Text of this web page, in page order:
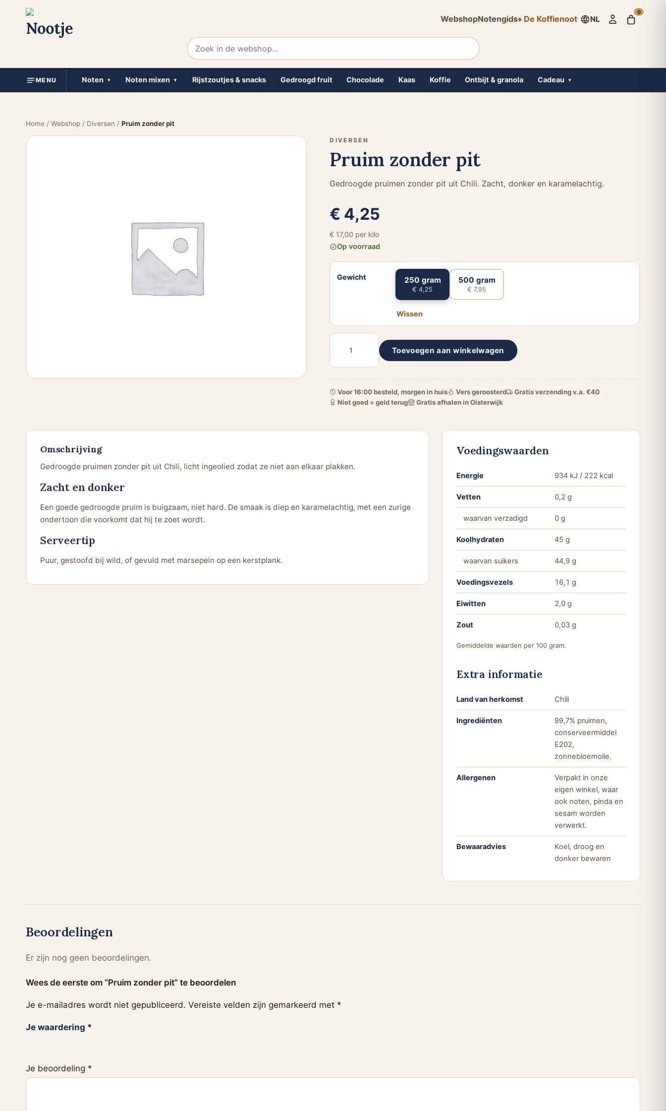
WebshopNotengids♦ De Koffienoot NL
0
MENU Noten ▾ Noten mixen ▾ Rijstzoutjes & snacks Gedroogd fruit Chocolade Kaas Koffie Ontbijt & granola Cadeau ▾
Home / Webshop / Diversen / Pruim zonder pit
DIVERSEN
Pruim zonder pit
Gedroogde pruimen zonder pit uit Chili. Zacht, donker en karamelachtig.
€ 4,25
€ 17,00 per kilo
Op voorraad
Gewicht 250 gram
€ 4,25
500 gram
€ 7,95
Wissen
Pruim
zonder
pit
aantal
Toevoegen aan winkelwagen
Voor 16:00 besteld, morgen in huis Vers geroosterd
Gratis verzending v.a. €40
Niet goed = geld terug
Gratis afhalen in Oisterwijk
Omschrijving
Gedroogde pruimen zonder pit uit Chili, licht ingeolied zodat ze niet aan elkaar plakken.
Zacht en donker
Een goede gedroogde pruim is buigzaam, niet hard. De smaak is diep en karamelachtig, met een zurige
ondertoon die voorkomt dat hij te zoet wordt.
Serveertip
Puur, gestoofd bij wild, of gevuld met marsepein op een kerstplank.
Voedingswaarden
Energie 934 kJ / 222 kcal
Vetten 0,2 g
waarvan verzadigd 0 g
Koolhydraten 45 g
waarvan suikers 44,9 g
Voedingsvezels 16,1 g
Eiwitten 2,0 g
Zout 0,03 g
Gemiddelde waarden per 100 gram.
Extra informatie
Land van herkomst Chili
Ingrediënten
99,7% pruimen,
conserveermiddel
E202,
zonnebloemolie.
Allergenen
Verpakt in onze
eigen winkel, waar
ook noten, pinda en
sesam worden
verwerkt.
Bewaaradvies
Koel, droog en
donker bewaren
Beoordelingen
Er zijn nog geen beoordelingen.
Wees de eerste om “Pruim zonder pit” te beoordelen
Je e-mailadres wordt niet gepubliceerd. Vereiste velden zijn gemarkeerd met *
Je waardering *
Je beoordeling *